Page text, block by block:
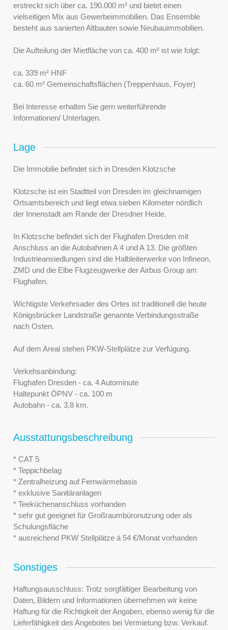
erstreckt sich über ca. 190.000 m² und bietet einen
vielseitigen Mix aus Gewerbeimmobilien. Das Ensemble
besteht aus sanierten Altbauten sowie Neubauimmobilien.
Die Aufteilung der Mietfläche von ca. 400 m² ist wie folgt:
ca. 339 m² HNF
ca. 60 m² Gemeinschaftsflächen (Treppenhaus, Foyer)
Bei Interesse erhalten Sie gern weiterführende
Informationen/ Unterlagen.
Lage
Die Immobilie befindet sich in Dresden Klotzsche
Klotzsche ist ein Stadtteil von Dresden im gleichnamigen
Ortsamtsbereich und liegt etwa sieben Kilometer nördlich
der Innenstadt am Rande der Dresdner Heide.
In Klotzsche befindet sich der Flughafen Dresden mit
Anschluss an die Autobahnen A 4 und A 13. Die größten
Industrieansiedlungen sind die Halbleiterwerke von Infineon,
ZMD und die Elbe Flugzeugwerke der Airbus Group am
Flughafen.
Wichtigste Verkehrsader des Ortes ist traditionell die heute
Königsbrücker Landstraße genannte Verbindungsstraße
nach Osten.
Auf dem Areal stehen PKW-Stellplätze zur Verfügung.
Verkehsanbindung:
Flughafen Dresden - ca. 4 Autominute
Haltepunkt ÖPNV - ca. 100 m
Autobahn - ca. 3,8 km.
Ausstattungsbeschreibung
* CAT 5
* Teppichbelag
* Zentralheizung auf Fernwärmebasis
* exklusive Sanitäranlagen
* Teeküchenanschluss vorhanden
* sehr gut geeignet für Großraumbüronutzung oder als
Schulungsfläche
* ausreichend PKW Stellplätze á 54 €/Monat vorhanden
Sonstiges
Haftungsausschluss: Trotz sorgfältiger Bearbeitung von
Daten, Bildern und Informationen übernehmen wir keine
Haftung für die Richtigkeit der Angaben, ebenso wenig für die
Lieferfähigkeit des Angebotes bei Vermietung bzw. Verkauf.